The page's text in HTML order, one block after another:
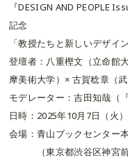
『DESIGN AND PEOPLE
記念
「教授たちと新しいデザイ
登壇者：八重樫文（立命館
摩美術大学）× 古賀稔章（武
モデレーター：吉田知哉（
日時：2025年10月7日（火
会場：青山ブックセンター
（東京都渋谷区神宮前